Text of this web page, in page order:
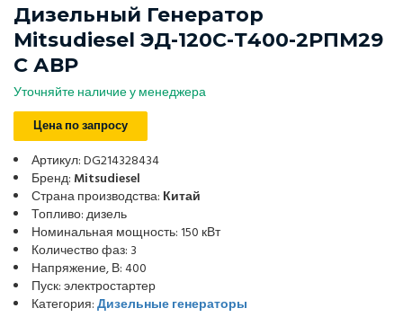
Дизельный Генератор
Mitsudiesel ЭД-120С-Т400-2РПМ29
С АВР
Уточняйте наличие у менеджера
Цена по запросу
Артикул: DG214328434
Бренд: Mitsudiesel
Страна производства: Китай
Топливо: дизель
Номинальная мощность: 150 кВт
Количество фаз: 3
Напряжение, В: 400
Пуск: электростартер
Категория:Дизельные генераторы